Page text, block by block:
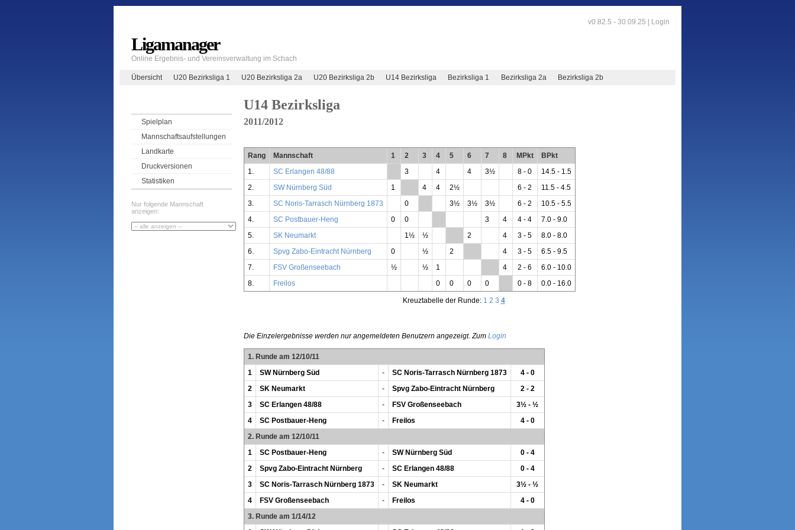
v0.82.5 - 30.09.25 | Login
Ligamanager
Online Ergebnis- und Vereinsverwaltung im Schach
Übersicht U20 Bezirksliga 1 U20 Bezirksliga 2a U20 Bezirksliga 2b U14 Bezirksliga Bezirksliga 1 Bezirksliga 2a Bezirksliga 2b
Spielplan
Mannschaftsaufstellungen
Landkarte
Druckversionen
Statistiken
Nur folgende Mannschaft
anzeigen:
U14 Bezirksliga
2011/2012
Rang Mannschaft 1 2 3 4 5 6 7 8 MPkt
BPkt
1.
SC Erlangen 48/88 3 4 4 3½ 8 - 0
14.5 - 1.5
2.
SW Nürnberg Süd 1 4 4 2½ 6 - 2
11.5 - 4.5
3.
SC Noris-Tarrasch Nürnberg 1873 0 3½ 3½ 3½ 6 - 2
10.5 - 5.5
4.
SC Postbauer-Heng 0 0 3 4 4 - 4
7.0 - 9.0
5.
SK Neumarkt 1½ ½ 2 4 3 - 5
8.0 - 8.0
6.
Spvg Zabo-Eintracht Nürnberg 0 ½ 2 4 3 - 5
6.5 - 9.5
7.
FSV Großenseebach ½ ½ 1 4 2 - 6
6.0 - 10.0
8.
Freilos 0 0 0 0 0 - 8 0.0 - 16.0
Kreuztabelle der Runde: 1 2 3 4
Die Einzelergebnisse werden nur angemeldeten Benutzern angezeigt. Zum Login
1. Runde am 12/10/11
1
SW Nürnberg Süd - SC Noris-Tarrasch Nürnberg 1873
4 - 0
2
SK Neumarkt - Spvg Zabo-Eintracht Nürnberg
2 - 2
3
SC Erlangen 48/88 - FSV Großenseebach
3½ - ½
4
SC Postbauer-Heng - Freilos
4 - 0
2. Runde am 12/10/11
1
SC Postbauer-Heng - SW Nürnberg Süd
0 - 4
2
Spvg Zabo-Eintracht Nürnberg - SC Erlangen 48/88
0 - 4
3
SC Noris-Tarrasch Nürnberg 1873 - SK Neumarkt
3½ - ½
4
FSV Großenseebach - Freilos
4 - 0
3. Runde am 1/14/12